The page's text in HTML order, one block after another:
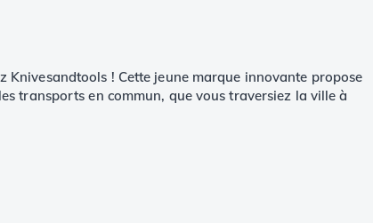
Knivesandtools ! Cette jeune marque innovante propose
transports en commun, que vous traversiez la ville à